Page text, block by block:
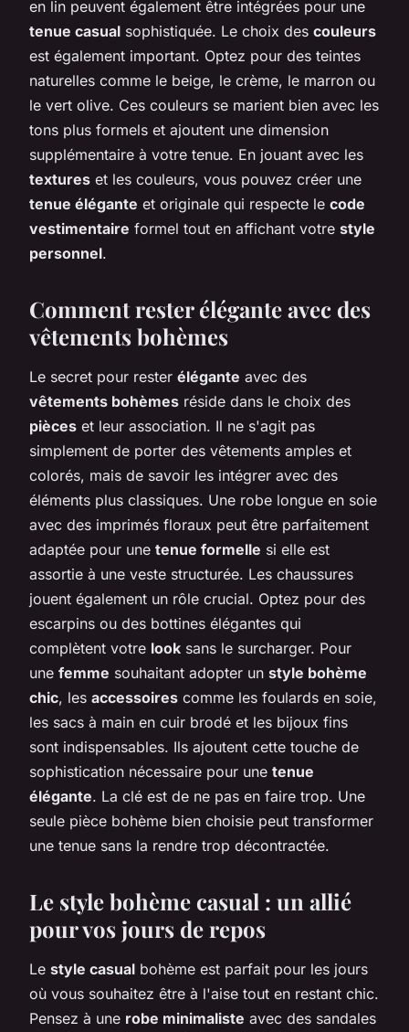
en lin peuvent également être intégrées pour une
tenue casual sophistiquée. Le choix des couleurs
est également important. Optez pour des teintes
naturelles comme le beige, le crème, le marron ou
le vert olive. Ces couleurs se marient bien avec les
tons plus formels et ajoutent une dimension
supplémentaire à votre tenue. En jouant avec les
textures et les couleurs, vous pouvez créer une
tenue élégante et originale qui respecte le code
vestimentaire formel tout en affichant votre style
personnel.
Comment rester élégante avec des
vêtements bohèmes
Le secret pour rester élégante avec des
vêtements bohèmes réside dans le choix des
pièces et leur association. Il ne s'agit pas
simplement de porter des vêtements amples et
colorés, mais de savoir les intégrer avec des
éléments plus classiques. Une robe longue en soie
avec des imprimés floraux peut être parfaitement
adaptée pour une tenue formelle si elle est
assortie à une veste structurée. Les chaussures
jouent également un rôle crucial. Optez pour des
escarpins ou des bottines élégantes qui
complètent votre look sans le surcharger. Pour
une femme souhaitant adopter un style bohème
chic, les accessoires comme les foulards en soie,
les sacs à main en cuir brodé et les bijoux fins
sont indispensables. Ils ajoutent cette touche de
sophistication nécessaire pour une tenue
élégante. La clé est de ne pas en faire trop. Une
seule pièce bohème bien choisie peut transformer
une tenue sans la rendre trop décontractée.
Le style bohème casual : un allié
pour vos jours de repos
Le style casual bohème est parfait pour les jours
où vous souhaitez être à l'aise tout en restant chic.
Pensez à une robe minimaliste avec des sandales